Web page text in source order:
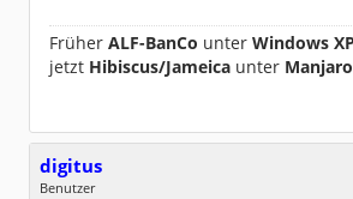
Früher ALF-BanCo unter Windows XP
jetzt Hibiscus/Jameica unter
digitus
Benutzer